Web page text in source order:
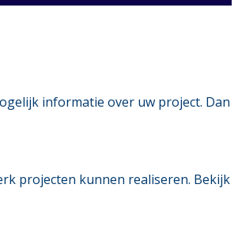
informatie over uw project. Dan
projecten kunnen realiseren. Bekijk